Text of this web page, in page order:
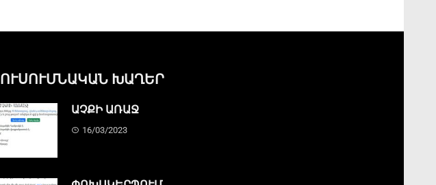
ՈՒՍՈՒՄՆԱԿԱՆ ԽԱՂԵՐ
ԱՉՔԻ ԱՌԱՋ
16/03/2023